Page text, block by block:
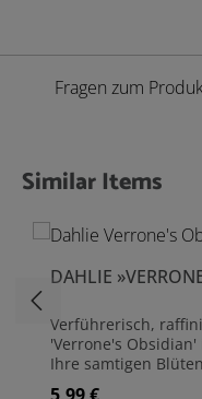
Fragen zum
Produktgalerie
Similar Items
DAHLIE
Verführerisch,
'Verrone's
Ihre samtigen
schwarz, so dunkel
Regulärer Preis: